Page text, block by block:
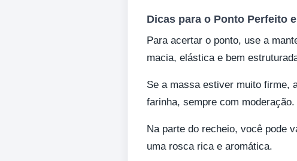
Dicas para o Ponto Perfeito
Para acertar o ponto, use a
macia, elástica e bem
Se a massa estiver muito firme,
farinha, sempre com moderação.
Na parte do recheio, você pode
uma rosca rica e aromática.